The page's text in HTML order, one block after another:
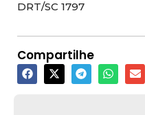
DRT/SC 1797
Compartilhe